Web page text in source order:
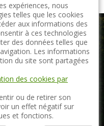
expériences, nous
telles que les cookies
aux informations des
à ces technologies
des données telles que
Les informations
du site sont partagées
des cookies par
ou de retirer son
un effet négatif sur
et fonctions.